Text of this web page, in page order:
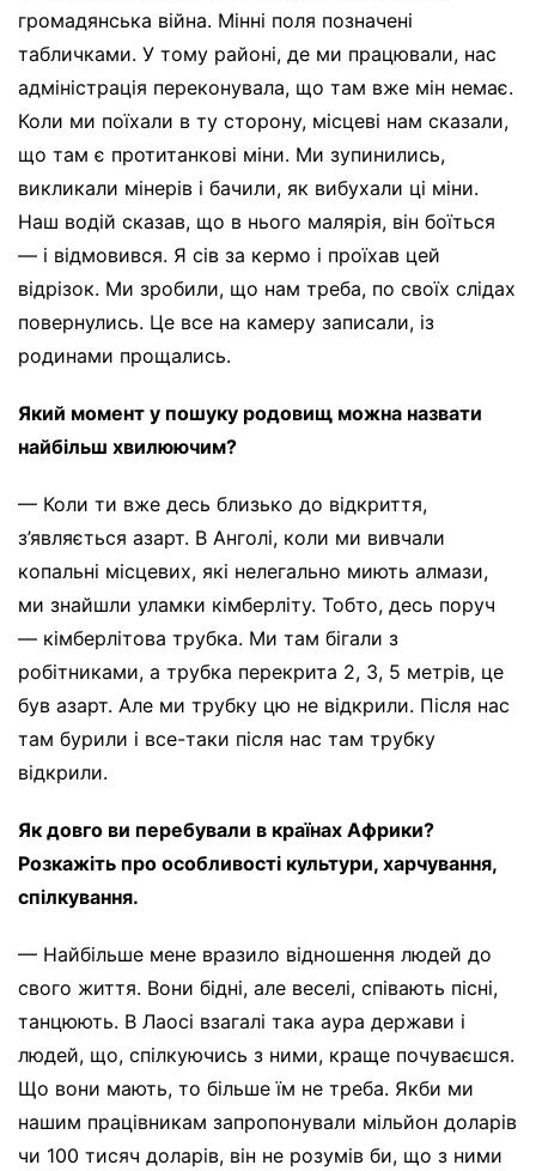
громадянська війна. Мінні поля позначені
табличками. У тому районі, де ми працювали, нас
адміністрація переконувала, що там вже мін немає.
Коли ми поїхали в ту сторону, місцеві нам сказали,
що там є протитанкові міни. Ми зупинились,
викликали мінерів і бачили, як вибухали ці міни.
Наш водій сказав, що в нього малярія, він боїться
— і відмовився. Я сів за кермо і проїхав цей
відрізок. Ми зробили, що нам треба, по своїх слідах
повернулись. Це все на камеру записали, із
родинами прощались.
Який момент у пошуку родовищ можна назвати
найбільш хвилюючим?
— Коли ти вже десь близько до відкриття,
з’являється азарт. В Анголі, коли ми вивчали
копальні місцевих, які нелегально миють алмази,
ми знайшли уламки кімберліту. Тобто, десь поруч
— кімберлітова трубка. Ми там бігали з
робітниками, а трубка перекрита 2, 3, 5 метрів, це
був азарт. Але ми трубку цю не відкрили. Після нас
там бурили і все-таки після нас там трубку
відкрили.
Як довго ви перебували в країнах Африки?
Розкажіть про особливості культури, харчування,
спілкування.
— Найбільше мене вразило відношення людей до
свого життя. Вони бідні, але веселі, співають пісні,
танцюють. В Лаосі взагалі така аура держави і
людей, що, спілкуючись з ними, краще почуваєшся.
Що вони мають, то більше їм не треба. Якби ми
нашим працівникам запропонували мільйон доларів
чи 100 тисяч доларів, він не розумів би, що з ними